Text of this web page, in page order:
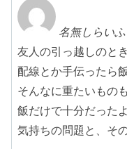
名無しらいふ
友人の引っ越しのと
配線とか手伝ったら
そんなに重たいもの
飯だけで十分だったよ
気持ちの問題と、そ